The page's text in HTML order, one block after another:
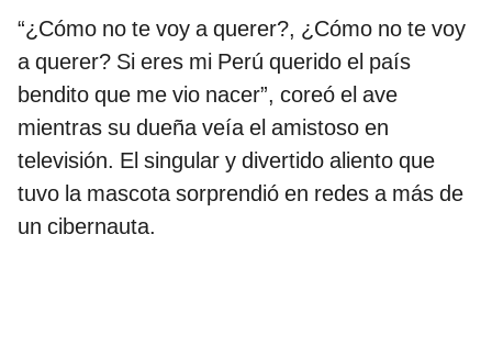
“¿Cómo no te voy a querer?, ¿Cómo no te voy
a querer? Si eres mi Perú querido el país
bendito que me vio nacer”, coreó el ave
mientras su dueña veía el amistoso en
televisión. El singular y divertido aliento que
tuvo la mascota sorprendió en redes a más de
un cibernauta.